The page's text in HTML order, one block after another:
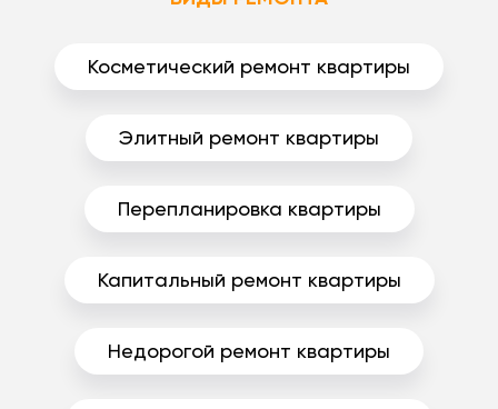
Косметический ремонт квартиры
Элитный ремонт квартиры
Перепланировка квартиры
Капитальный ремонт квартиры
Недорогой ремонт квартиры